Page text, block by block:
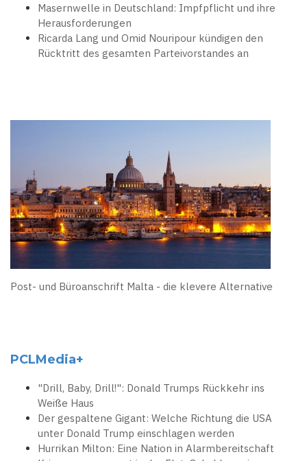
Masernwelle in Deutschland: Impfpflicht und ihre
Herausforderungen
Ricarda Lang und Omid Nouripour kündigen den
Rücktritt des gesamten Parteivorstandes an
Post- und Büroanschrift Malta - die klevere Alternative
PCLMedia+
"Drill, Baby, Drill!": Donald Trumps Rückkehr ins
Weiße Haus
Der gespaltene Gigant: Welche Richtung die USA
unter Donald Trump einschlagen werden
Hurrikan Milton: Eine Nation in Alarmbereitschaft